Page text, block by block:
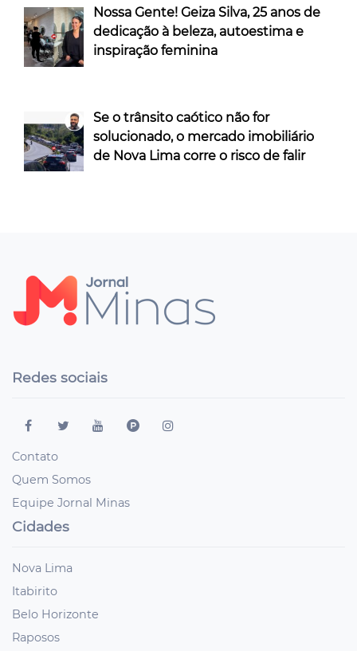
Nossa Gente! Geiza Silva, 25 anos de
dedicação à beleza, autoestima e
inspiração feminina
Se o trânsito caótico não for
solucionado, o mercado imobiliário
de Nova Lima corre o risco de falir
Redes sociais
Contato
Quem Somos
Equipe Jornal Minas
Cidades
Nova Lima
Itabirito
Belo Horizonte
Raposos